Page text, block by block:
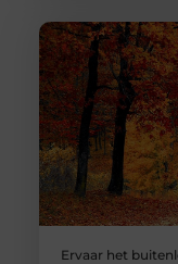
Ervaar het